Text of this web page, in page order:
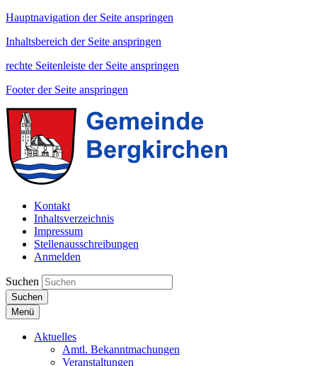
Hauptnavigation der Seite anspringen
Inhaltsbereich der Seite anspringen
rechte Seitenleiste der Seite anspringen
Footer der Seite anspringen
Kontakt
Inhaltsverzeichnis
Impressum
Stellenausschreibungen
Anmelden
Suchen
Suchen
Menü
Aktuelles
Amtl. Bekanntmachungen
Veranstaltungen